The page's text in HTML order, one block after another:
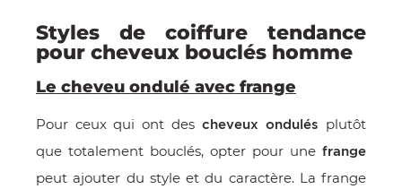
Styles de coiffure tendance
pour cheveux bouclés homme
Le cheveu ondulé avec frange
Pour ceux qui ont des cheveux ondulés plutôt
que totalement bouclés, opter pour une frange
peut ajouter du style et du caractère. La frange